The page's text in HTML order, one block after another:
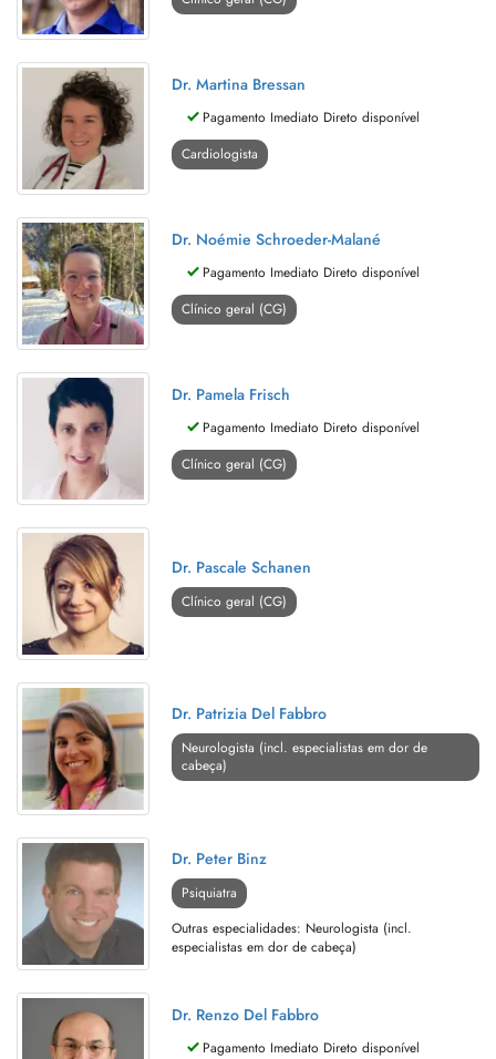
Dr. Martina Bressan
Pagamento Imediato Direto disponível
Cardiologista
Dr. Noémie Schroeder-Malané
Pagamento Imediato Direto disponível
Clínico geral (CG)
Dr. Pamela Frisch
Pagamento Imediato Direto disponível
Clínico geral (CG)
Dr. Pascale Schanen
Clínico geral (CG)
Dr. Patrizia Del Fabbro
Neurologista (incl. especialistas em dor de
cabeça)
Dr. Peter Binz
Psiquiatra
Outras especialidades: Neurologista (incl.
especialistas em dor de cabeça)
Dr. Renzo Del Fabbro
Pagamento Imediato Direto disponível